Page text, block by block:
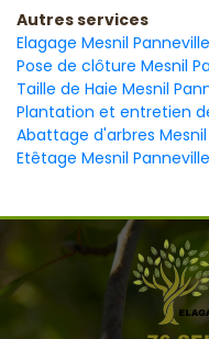
Autres services
Elagage Mesnil
Pose de clôture Mesnil
Taille de Haie Mesnil
Plantation et entretien
Abattage d'arbres
Etêtage Mesnil